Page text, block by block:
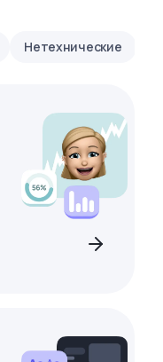
Нетехнические